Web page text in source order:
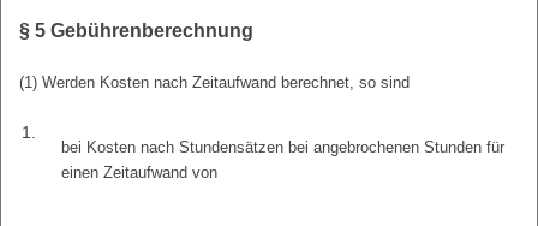
§ 5 Gebührenberechnung
(1) Werden Kosten nach Zeitaufwand berechnet, so sind
1.
bei Kosten nach Stundensätzen bei angebrochenen Stunden für
einen Zeitaufwand von